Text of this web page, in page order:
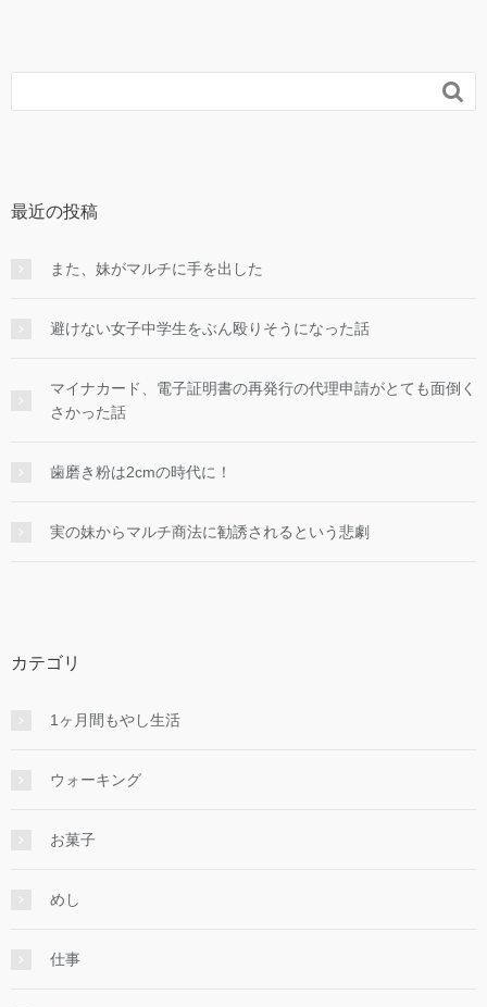

最近の投稿
また、妹がマルチに手を出した
避けない女子中学生をぶん殴りそうになった話
マイナカード、電子証明書の再発行の代理申請がとても面倒く
さかった話
歯磨き粉は2cmの時代に！
実の妹からマルチ商法に勧誘されるという悲劇
カテゴリ
1ヶ月間もやし生活
ウォーキング
お菓子
めし
仕事